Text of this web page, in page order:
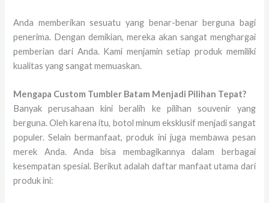
Anda memberikan sesuatu yang benar-benar berguna bagi
penerima. Dengan demikian, mereka akan sangat menghargai
pemberian dari Anda. Kami menjamin setiap produk memiliki
kualitas yang sangat memuaskan.
Mengapa Custom Tumbler Batam Menjadi Pilihan Tepat?
Banyak perusahaan kini beralih ke pilihan souvenir yang
berguna. Oleh karena itu, botol minum eksklusif menjadi sangat
populer. Selain bermanfaat, produk ini juga membawa pesan
merek Anda. Anda bisa membagikannya dalam berbagai
kesempatan spesial. Berikut adalah daftar manfaat utama dari
produk ini: